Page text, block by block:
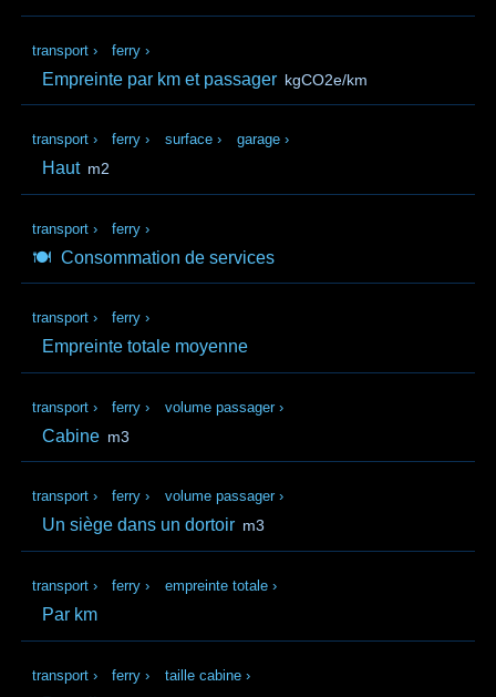
transport › ferry ›
Empreinte par km et passager kgCO2e/km
transport › ferry › surface › garage ›
Haut m2
transport › ferry ›
🍽️ Consommation de services
transport › ferry ›
Empreinte totale moyenne
transport › ferry › volume passager ›
Cabine m3
transport › ferry › volume passager ›
Un siège dans un dortoir m3
transport › ferry › empreinte totale ›
Par km
transport › ferry › taille cabine ›